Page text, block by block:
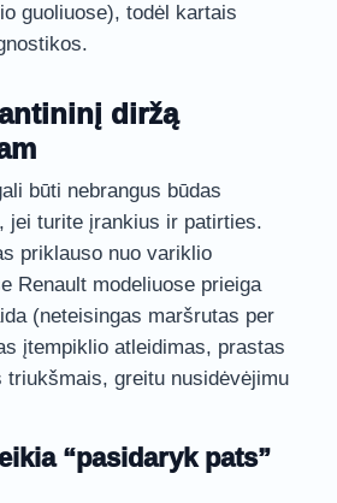
guoliuose), todėl kartais
diržą
būti nebrangus būdas
jei turite įrankius ir patirties.
priklauso nuo variklio
Renault modeliuose prieiga
(neteisingas maršrutas per
įtempiklio atleidimas, prastas
greitu nusidėvėjimu
“pasidaryk pats”